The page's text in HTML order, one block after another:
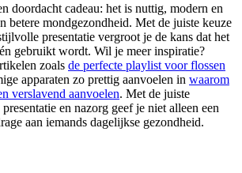
doordacht cadeau: het is nuttig, modern en
betere mondgezondheid. Met de juiste keuze
presentatie vergroot je de kans dat het
gebruikt wordt. Wil je meer inspiratie?
zoals de perfecte playlist voor flossen
apparaten zo prettig aanvoelen in waarom
verslavend aanvoelen. Met de juiste
en nazorg geef je niet alleen een
aan iemands dagelijkse gezondheid.